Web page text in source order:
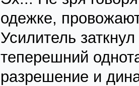
одежке,
Усилитель
теперешний
разрешение и